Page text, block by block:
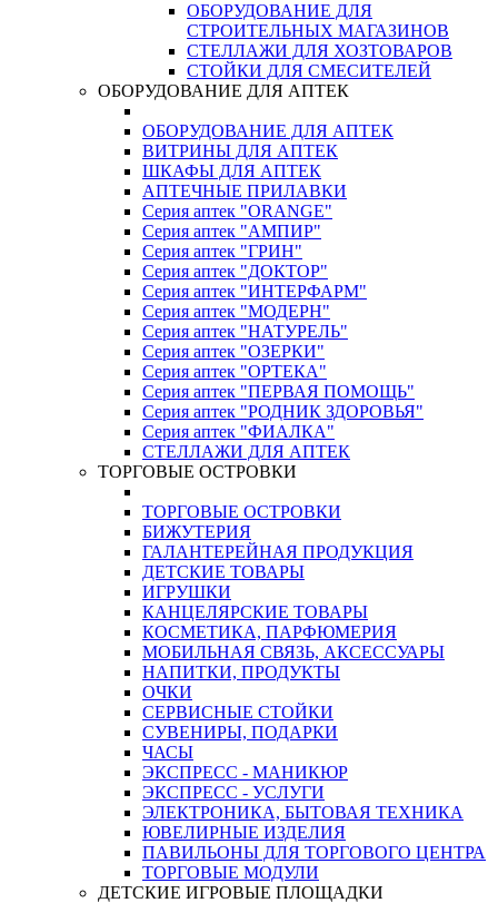
ОБОРУДОВАНИЕ ДЛЯ
СТРОИТЕЛЬНЫХ МАГАЗИНОВ
СТЕЛЛАЖИ ДЛЯ ХОЗТОВАРОВ
СТОЙКИ ДЛЯ СМЕСИТЕЛЕЙ
ОБОРУДОВАНИЕ ДЛЯ АПТЕК
ОБОРУДОВАНИЕ ДЛЯ АПТЕК
ВИТРИНЫ ДЛЯ АПТЕК
ШКАФЫ ДЛЯ АПТЕК
АПТЕЧНЫЕ ПРИЛАВКИ
Серия аптек "ORANGE"
Серия аптек "АМПИР"
Серия аптек "ГРИН"
Серия аптек "ДОКТОР"
Серия аптек "ИНТЕРФАРМ"
Серия аптек "МОДЕРН"
Серия аптек "НАТУРЕЛЬ"
Серия аптек "ОЗЕРКИ"
Серия аптек "ОРТЕКА"
Серия аптек "ПЕРВАЯ ПОМОЩЬ"
Серия аптек "РОДНИК ЗДОРОВЬЯ"
Серия аптек "ФИАЛКА"
СТЕЛЛАЖИ ДЛЯ АПТЕК
ТОРГОВЫЕ ОСТРОВКИ
ТОРГОВЫЕ ОСТРОВКИ
БИЖУТЕРИЯ
ГАЛАНТЕРЕЙНАЯ ПРОДУКЦИЯ
ДЕТСКИЕ ТОВАРЫ
ИГРУШКИ
КАНЦЕЛЯРСКИЕ ТОВАРЫ
КОСМЕТИКА, ПАРФЮМЕРИЯ
МОБИЛЬНАЯ СВЯЗЬ, АКСЕССУАРЫ
НАПИТКИ, ПРОДУКТЫ
ОЧКИ
СЕРВИСНЫЕ СТОЙКИ
СУВЕНИРЫ, ПОДАРКИ
ЧАСЫ
ЭКСПРЕСС - МАНИКЮР
ЭКСПРЕСС - УСЛУГИ
ЭЛЕКТРОНИКА, БЫТОВАЯ ТЕХНИКА
ЮВЕЛИРНЫЕ ИЗДЕЛИЯ
ПАВИЛЬОНЫ ДЛЯ ТОРГОВОГО ЦЕНТРА
ТОРГОВЫЕ МОДУЛИ
ДЕТСКИЕ ИГРОВЫЕ ПЛОЩАДКИ